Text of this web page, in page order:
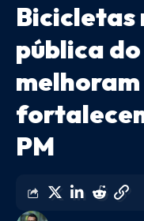
Bicicletas
pública
PM